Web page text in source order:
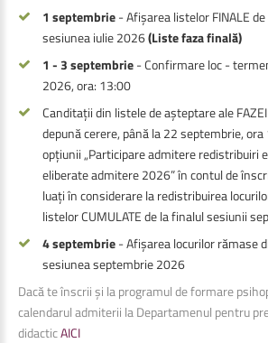
1 septembrie- Afișarea listelor FINALE
sesiunea iulie 2026(Liste faza finală)
1 - 3 septembrie- Confirmare loc -
2026, ora: 13:00
Canditații din listele de așteptare ale
depună cerere, până la 22 septembrie,
opțiunii „Participare admitere redistribuiri
eliberate admitere 2026” în contul de
luați în considerare la redistribuirea
listelor CUMULATE de la finalul sesiunii
4 septembrie- Afișarea locurilor rămase
sesiunea septembrie 2026
Dacă te înscrii și la programul de formare
calendarul admiterii la Departamenul pentru
didacticAICI